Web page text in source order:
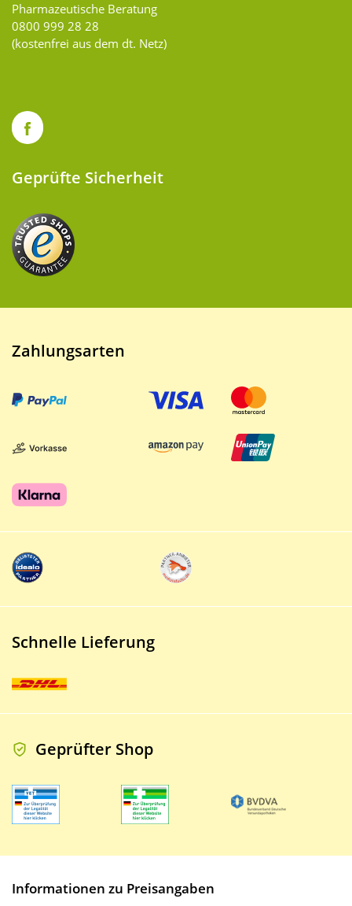
Pharmazeutische Beratung
0800 999 28 28
(kostenfrei aus dem dt. Netz)
Geprüfte Sicherheit
Zahlungsarten
Schnelle Lieferung
Geprüfter Shop
Informationen zu Preisangaben